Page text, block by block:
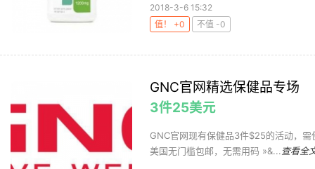
2018-3-6 15:32
值！ +0
不值 -0
GNC官网精选保健品专场
3件25美元
GNC官网现有保健品3件$25的活动，
美国无门槛包邮，无需用码 »&... 查看全